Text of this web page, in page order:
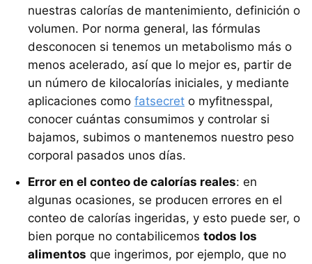
nuestras calorías de mantenimiento, definición o
volumen. Por norma general, las fórmulas
desconocen si tenemos un metabolismo más o
menos acelerado, así que lo mejor es, partir de
un número de kilocalorías iniciales, y mediante
aplicaciones como fatsecret o myfitnesspal,
conocer cuántas consumimos y controlar si
bajamos, subimos o mantenemos nuestro peso
corporal pasados unos días.
Error en el conteo de calorías reales: en
algunas ocasiones, se producen errores en el
conteo de calorías ingeridas, y esto puede ser, o
bien porque no contabilicemos todos los
alimentos que ingerimos, por ejemplo, que no